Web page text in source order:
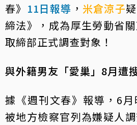
春》 11日報導 ， 米倉涼子
締法》，成為厚生勞動省
取締部正式調查對象！
與外籍男友「愛巢」8月遭
據《週刊文春》報導，6
被地方檢察官列為嫌疑人